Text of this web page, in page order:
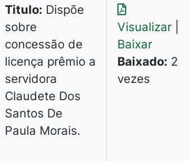
Titulo: Dispõe
sobre
concessão de
licença prêmio a
servidora
Claudete Dos
Santos De
Paula Morais.
Visualizar
Baixar
Baixado: 2
vezes